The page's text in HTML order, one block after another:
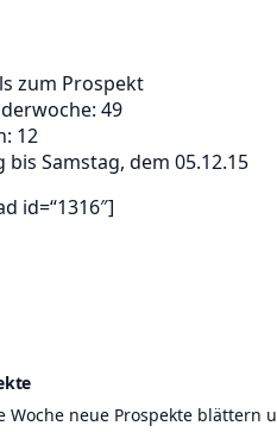
zum Prospekt
49
12
bis Samstag, dem 05.12.15
id=“1316″]
Woche neue Prospekte blättern